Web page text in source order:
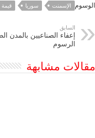
الوسوم الإسمنت سوريا قيمة
السابق
إعفاء الصناعيين بالمدن
الرسوم
مقالات مشابهة